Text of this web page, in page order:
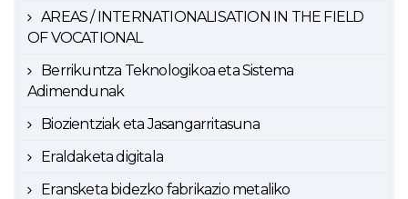
AREAS / INTERNATIONALISATION IN THE FIELD
OF VOCATIONAL
Berrikuntza Teknologikoa eta Sistema
Adimendunak
Biozientziak eta Jasangarritasuna
Eraldaketa digitala
Eransketa bidezko fabrikazio metaliko